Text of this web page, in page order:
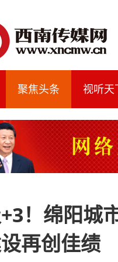
聚焦头条 视听天
！绵阳城
再创佳绩